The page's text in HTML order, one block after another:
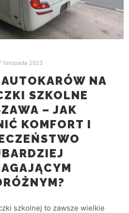
listopada 2023
NA
SZKOLNE
– JAK
KOMFORT I
szkolnej to zawsze wielkie